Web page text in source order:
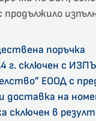
продължило
поръчка
г. сключен с
ЕООД с
доставка на
сключен в